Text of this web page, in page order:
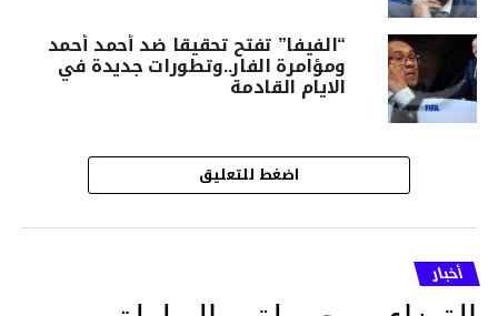
“الفيفا” تفتح تحقيقا ضد أحمد أحمد
ومؤامرة الفار..وتطورات جديدة في
الايام القادمة
اضغط للتعليق
أخبار